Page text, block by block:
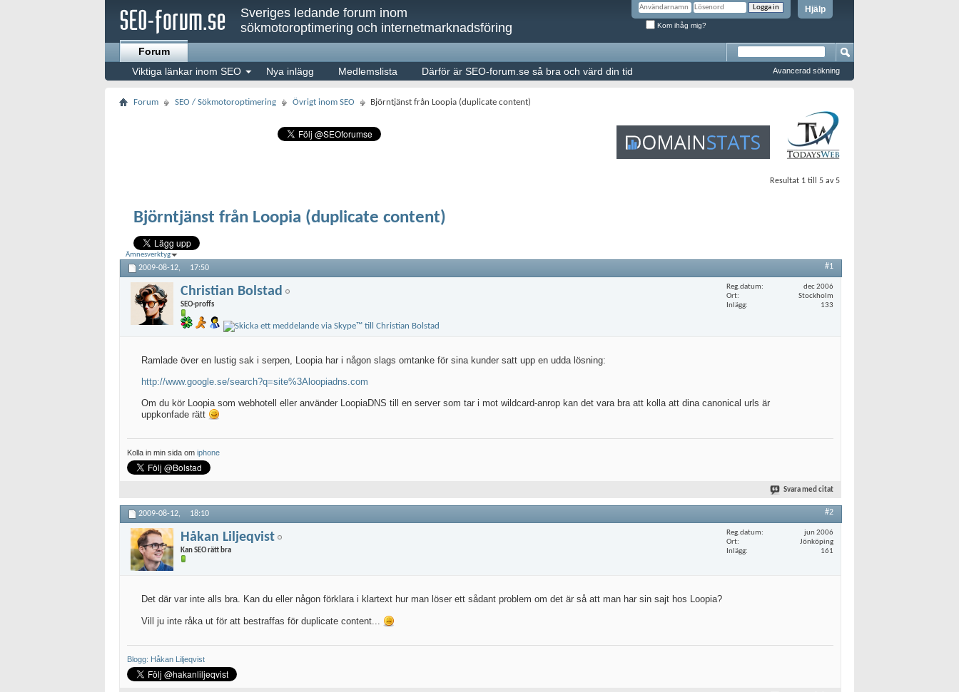
Hjälp
Kom ihåg mig?
Sveriges ledande forum inom
sökmotoroptimering och internetmarknadsföring
Forum
Viktiga länkar inom SEO
Nya inlägg Medlemslista Därför är SEO-forum.se så bra och värd din tid Avancerad sökning
Forum SEO / Sökmotoroptimering Övrigt inom SEO Björntjänst från Loopia (duplicate content)
Resultat 1 till 5 av 5
Björntjänst från Loopia (duplicate content)
Ämnesverktyg
2009-08-12, 17:50 #1
Christian Bolstad
SEO-proffs
Reg.datum
dec 2006
Ort
Stockholm
Inlägg
133
Ramlade över en lustig sak i serpen, Loopia har i någon slags omtanke för sina kunder satt upp en udda lösning:
http://www.google.se/search?q=site%3Aloopiadns.com
Om du kör Loopia som webhotell eller använder LoopiaDNS till en server som tar i mot wildcard-anrop kan det vara bra att kolla att dina canonical urls är
uppkonfade rätt
Kolla in min sida om iphone
Svara med citat
2009-08-12, 18:10 #2
Håkan Liljeqvist
Kan SEO rätt bra
Reg.datum
jun 2006
Ort
Jönköping
Inlägg
161
Det där var inte alls bra. Kan du eller någon förklara i klartext hur man löser ett sådant problem om det är så att man har sin sajt hos Loopia?
Vill ju inte råka ut för att bestraffas för duplicate content...
Blogg: Håkan Liljeqvist